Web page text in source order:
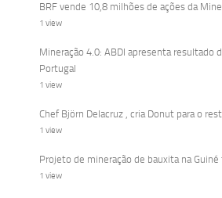
BRF vende 10,8 milhões de ações da
1 view
Mineração 4.0: ABDI apresenta resultado
Portugal
1 view
Chef Björn Delacruz , cria Donut para o
1 view
Projeto de mineração de bauxita na
1 view